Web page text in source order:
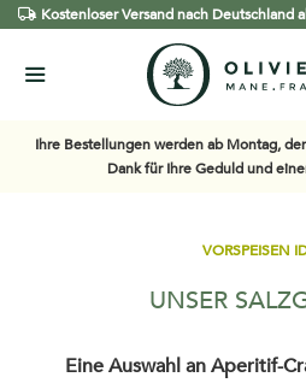
Kostenloser Versand nach Deutschland
Ihre Bestellungen werden ab Montag,
Dank für Ihre Geduld und
VORSPEISEN
UNSER
Eine Auswahl an Aperitif-